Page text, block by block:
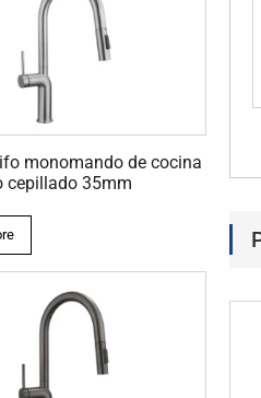
monomando de cocina
cepillado 35mm